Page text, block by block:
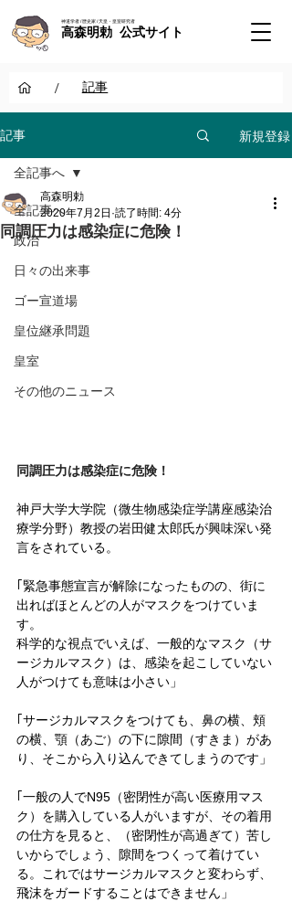
神道学者 / 歴史家 / 天皇・皇室研究者
高森明勅 公式サイト
/ 記事
記事 新規登録
全記事へ
政治
日々の出来事
ゴー宣道場
皇位継承問題
皇室
その他のニュース
全記事へ
同調圧力は感染症に危険！
高森明勅
2020年7月2日 読了時間: 4分
同調圧力は感染症に危険！
神戸大学大学院（微生物感染症学講座感染治
療学分野）教授の岩田健太郎氏が興味深い発
言をされている。
｢緊急事態宣言が解除になったものの、街に
出ればほとんどの人がマスクをつけていま
す。
科学的な視点でいえば、一般的なマスク（サ
ージカルマスク）は、感染を起こしていない
人がつけても意味は小さい」
｢サージカルマスクをつけても、鼻の横、頬
の横、顎（あご）の下に隙間（すきま）があ
り、そこから入り込んできてしまうのです」
｢一般の人でN95（密閉性が高い医療用マス
ク）を購入している人がいますが、その着用
の仕方を見ると、（密閉性が高過ぎて）苦し
いからでしょう、隙間をつくって着けてい
る。これではサージカルマスクと変わらず、
飛沫をガードすることはできません」